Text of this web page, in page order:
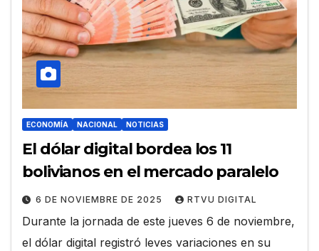
ECONOMÍA NACIONAL NOTICIAS
El dólar digital bordea los 11
bolivianos en el mercado paralelo
6 DE NOVIEMBRE DE 2025 RTVU DIGITAL
Durante la jornada de este jueves 6 de noviembre,
el dólar digital registró leves variaciones en su